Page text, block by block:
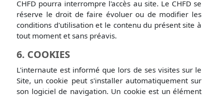
CHFD pourra interrompre l'accès au site. Le CHFD se
réserve le droit de faire évoluer ou de modifier les
conditions d'utilisation et le contenu du présent site à
tout moment et sans préavis.
6. COOKIES
L'internaute est informé que lors de ses visites sur le
Site, un cookie peut s'installer automatiquement sur
son logiciel de navigation. Un cookie est un élément